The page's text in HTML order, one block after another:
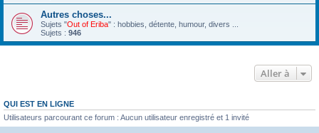
Autres choses...
Sujets "Out of Eriba" : hobbies, détente, humour, divers ...
Sujets : 946
Aller à
QUI EST EN LIGNE
Utilisateurs parcourant ce forum : Aucun utilisateur enregistré et 1 invité